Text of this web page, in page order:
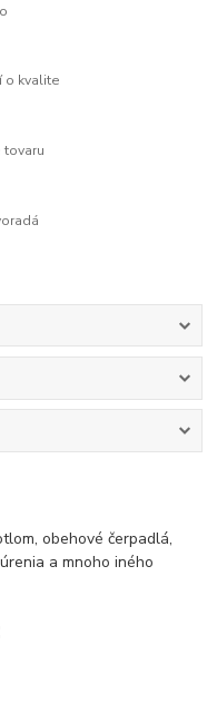
o kvalite
obehové čerpadlá,
a mnoho iného